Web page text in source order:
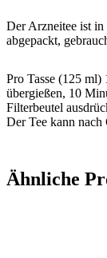
Der Arzneitee ist
abgepackt,
Pro Tasse (125 ml)
übergießen, 10
Filterbeutel
Der Tee kann nach
Ähnliche